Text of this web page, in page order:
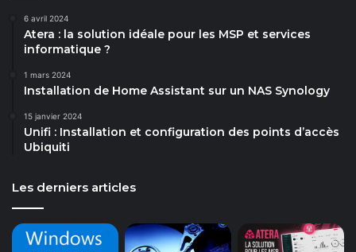
6 avril 2024
Atera : la solution idéale pour les MSP et services
informatique ?
1 mars 2024
Installation de Home Assistant sur un NAS Synology
15 janvier 2024
Unifi : Installation et configuration des points d’accès
Ubiquiti
Les derniers articles